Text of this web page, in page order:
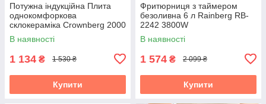
Потужна індукційна Плита
однокомфоркова
склокераміка Crownberg 2000
Вт
В наявності
1 134 ₴ 1 530 ₴
Купити
Фритюрниця з таймером
безоливна 6 л Rainberg RB-
2242 3800W
аерофритюрниця
В наявності
1 574 ₴ 2 099 ₴
Купити